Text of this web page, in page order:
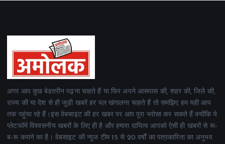
अगर आप कुछ बेहतरीन पढ़ना चाहते हैं या फिर अपने आसपास की, शहर की, जिले की,
राज्य की या देश से ही जुड़ी खबरें हर पल खंगालना चाहते हैं तो समझिए हम यही आप
तक पहुंचा रहे हैं।इस वेबसाइट की हर खबर पर आप पूरा भरोसा कर सकते हैं क्योंकि ये
प्लेटफॉर्म विश्वसनीय खबरों के लिए ही है और हमारा दायित्व आपको ऐसी ही खबरों से रू-
ब-रू कराने का है। वेबसाइट की न्यूज टीम 15 से 20 वर्षों का पत्रकारिता का अनुभव